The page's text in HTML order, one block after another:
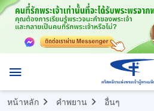
หน้าหลัก คำพยาน อื่นๆ